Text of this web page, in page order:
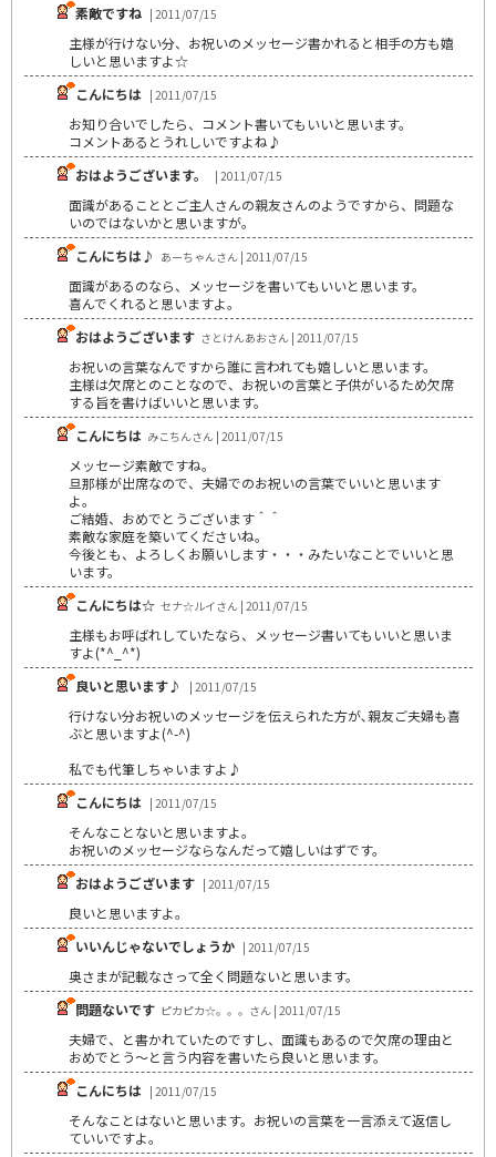
素敵ですね | 2011/07/15
主様が行けない分、お祝いのメッセージ書かれると相手の方も嬉
しいと思いますよ☆
こんにちは | 2011/07/15
お知り合いでしたら、コメント書いてもいいと思います。
コメントあるとうれしいですよね♪
おはようございます。
| 2011/07/15
面識があることとご主人さんの親友さんのようですから、問題な
いのではないかと思いますが。
こんにちは♪ あーちゃんさん | 2011/07/15
面識があるのなら、メッセージを書いてもいいと思います。
喜んでくれると思いますよ。
おはようございます さとけんあおさん | 2011/07/15
お祝いの言葉なんですから誰に言われても嬉しいと思います。
主様は欠席とのことなので、お祝いの言葉と子供がいるため欠席
する旨を書けばいいと思います。
こんにちは みこちんさん | 2011/07/15
メッセージ素敵ですね。
旦那様が出席なので、夫婦でのお祝いの言葉でいいと思います
よ。
ご結婚、おめでとうございます＾＾
素敵な家庭を築いてくださいね。
今後とも、よろしくお願いします・・・みたいなことでいいと思
います。
こんにちは☆ セナ☆ルイさん | 2011/07/15
主様もお呼ばれしていたなら、メッセージ書いてもいいと思いま
すよ(*^_^*)
良いと思います♪
| 2011/07/15
行けない分お祝いのメッセージを伝えられた方が､親友ご夫婦も喜
ぶと思いますよ(^-^)
私でも代筆しちゃいますよ♪
こんにちは | 2011/07/15
そんなことないと思いますよ。
お祝いのメッセージならなんだって嬉しいはずです。
おはようございます | 2011/07/15
良いと思いますよ。
いいんじゃないでしょうか | 2011/07/15
奥さまが記載なさって全く問題ないと思います。
問題ないです ピカピカ☆。。。さん | 2011/07/15
夫婦で、と書かれていたのですし、面識もあるので欠席の理由と
おめでとう～と言う内容を書いたら良いと思います。
こんにちは | 2011/07/15
そんなことはないと思います。お祝いの言葉を一言添えて返信し
ていいですよ。